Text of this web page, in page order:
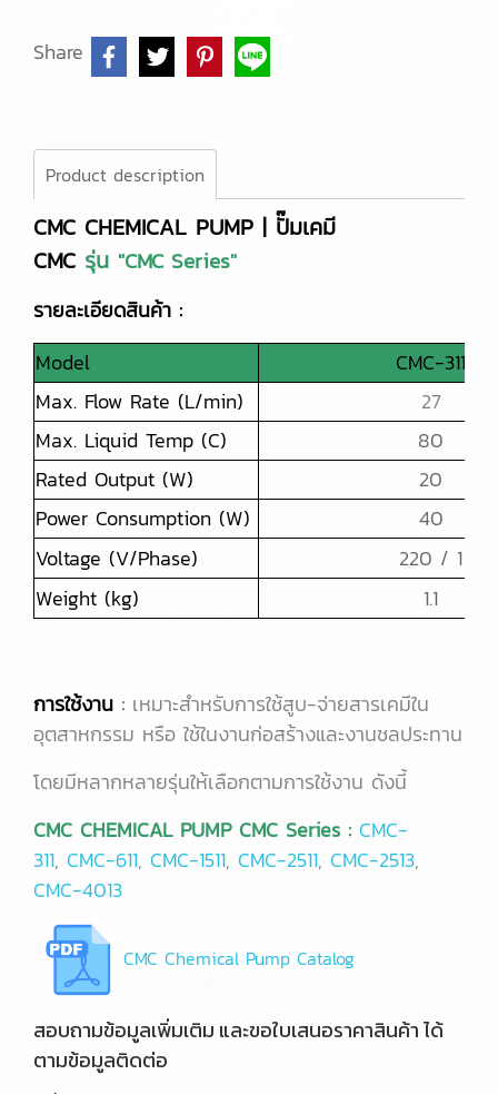
Share
Product description
CMC CHEMICAL PUMP | ปั๊มเคมี
CMC รุ่น "CMC Series"
รายละเอียดสินค้า :
Model
CMC-311
Max. Flow Rate (L/min)
27
Max. Liquid Temp (C)
80
Rated Output (W)
20
Power Consumption (W)
40
Voltage (V/Phase)
220 / 1
Weight (kg)
1.1
การใช้งาน : เหมาะสำหรับการใช้สูบ-จ่ายสารเคมีใน
อุตสาหกรรม หรือ ใช้ในงานก่อสร้างและงานชลประทาน
โดยมีหลากหลายรุ่นให้เลือกตามการใช้งาน ดังนี้
CMC CHEMICAL PUMP CMC Series : CMC-
311, CMC-611, CMC-1511, CMC-2511, CMC-2513,
CMC-4013
CMC Chemical Pump Catalog
สอบถามข้อมูลเพิ่มเติม และขอใบเสนอราคาสินค้า ได้
ตามข้อมูลติดต่อ